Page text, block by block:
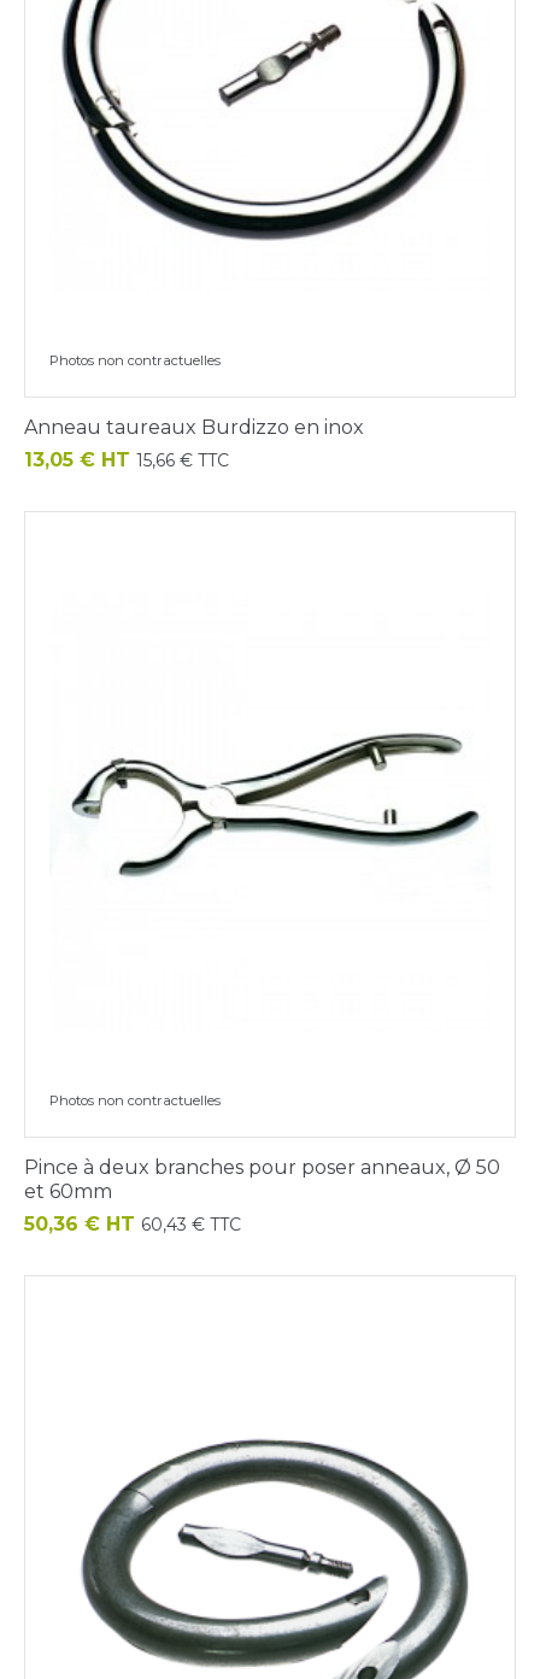
Photos non contractuelles
Anneau taureaux Burdizzo en inox
Prix
13,05 € HT 15,66 € TTC
Photos non contractuelles
Pince à deux branches pour poser anneaux, Ø 50
et 60mm
Prix
50,36 € HT 60,43 € TTC